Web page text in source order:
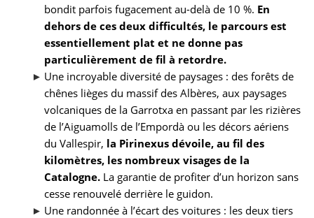
bondit parfois fugacement au-delà de 10 %. En
dehors de ces deux difficultés, le parcours est
essentiellement plat et ne donne pas
particulièrement de fil à retordre.
Une incroyable diversité de paysages : des forêts de
chênes lièges du massif des Albères, aux paysages
volcaniques de la Garrotxa en passant par les rizières
de l’Aiguamolls de l’Empordà ou les décors aériens
du Vallespir, la Pirinexus dévoile, au fil des
kilomètres, les nombreux visages de la
Catalogne. La garantie de profiter d’un horizon sans
cesse renouvelé derrière le guidon.
Une randonnée à l’écart des voitures : les deux tiers